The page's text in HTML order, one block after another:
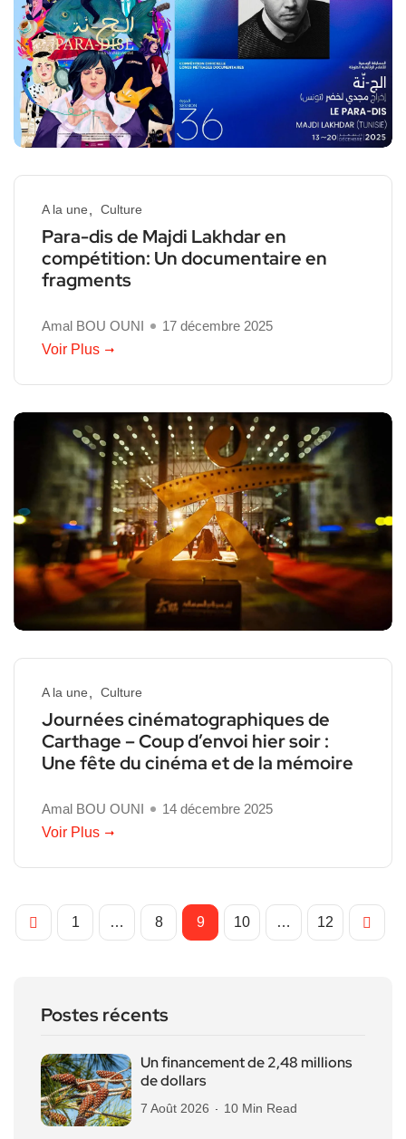
A la une Culture
Para-dis de Majdi Lakhdar en
compétition: Un documentaire en
fragments
Amal BOU OUNI
17 décembre 2025
Voir Plus
A la une Culture
Journées cinématographiques de
Carthage – Coup d’envoi hier soir :
Une fête du cinéma et de la mémoire
Amal BOU OUNI
14 décembre 2025
Voir Plus
1 … 8 9 10 … 12
Postes récents
Un financement de 2,48 millions
de dollars
7 Août 2026 10 Min Read